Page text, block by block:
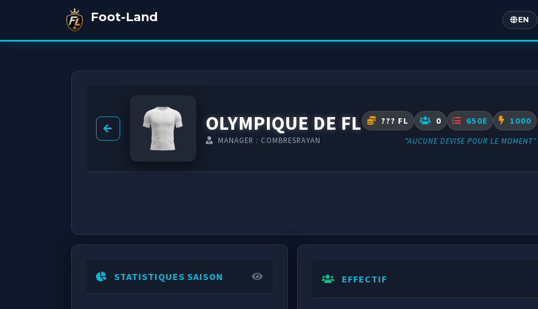
Foot-Land EN
English
OLYMPIQUE DE FL
MANAGER : COMBRESRAYAN
??? FL 0 650E 1000
"AUCUNE DEVISE POUR LE MOMENT"
STATISTIQUES SAISON EFFECTIF